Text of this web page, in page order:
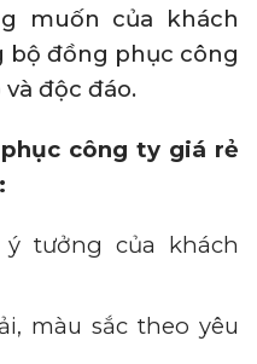
muốn của khách
bộ đồng phục công
độc đáo.
công ty giá rẻ
tưởng của khách
màu sắc theo yêu